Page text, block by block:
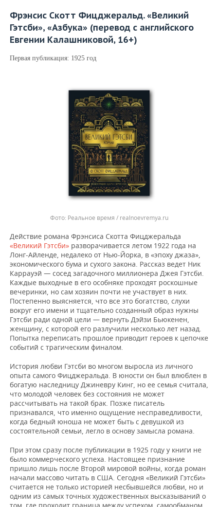
Фрэнсис Скотт Фицджеральд. «Великий
Гэтсби», «Азбука» (перевод с английского
Евгении Калашниковой, 16+)
Первая публикация: 1925 год
Реальное время / realnoevremya.ru
Действие романа Фрэнсиса Скотта Фицджеральда
«Великий Гэтсби» разворачивается летом 1922 года на
Лонг-Айленде, недалеко от Нью-Йорка, в «эпоху джаза»,
экономического бума и сухого закона. Рассказ ведет Ник
Каррауэй — сосед загадочного миллионера Джея Гэтсби.
Каждые выходные в его особняке проходят роскошные
вечеринки, но сам хозяин почти не участвует в них.
Постепенно выясняется, что все это богатство, слухи
вокруг его имени и тщательно созданный образ нужны
Гэтсби ради одной цели — вернуть Дэйзи Бьюкенен,
женщину, с которой его разлучили несколько лет назад.
Попытка переписать прошлое приводит героев к цепочке
событий с трагическим финалом.
История любви Гэтсби во многом выросла из личного
опыта самого Фицджеральда. В юности он был влюблен в
богатую наследницу Джиневру Кинг, но ее семья считала,
что молодой человек без состояния не может
рассчитывать на такой брак. Позже писатель
признавался, что именно ощущение несправедливости,
когда бедный юноша не может быть с девушкой из
состоятельной семьи, легло в основу замысла романа.
При этом сразу после публикации в 1925 году у книги не
было коммерческого успеха. Настоящее признание
пришло лишь после Второй мировой войны, когда роман
начали массово читать в США. Сегодня «Великий Гэтсби»
считается не только историей несбывшейся любви, но и
одним из самых точных художественных высказываний о